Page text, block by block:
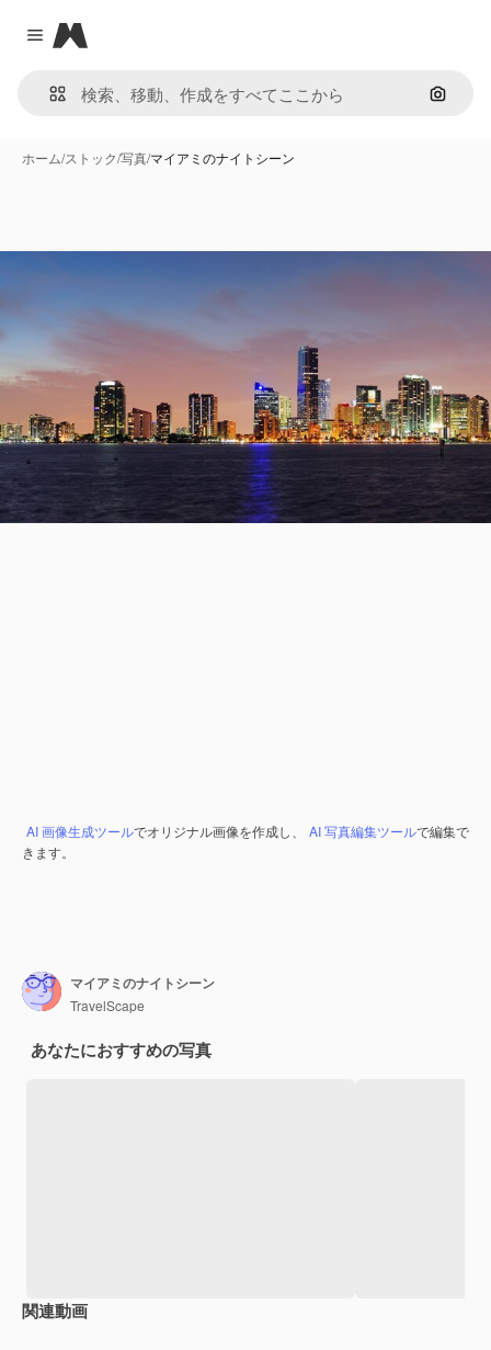
Close menu
Magnific
画像で
ホーム/ストック/写真/マイアミのナイトシーン
AI 画像生成ツールでオリジナル画像を作成し、 AI 写真編集ツールで編集で
きます。
マイアミのナイトシーン
TravelScape
あなたにおすすめの写真
関連動画